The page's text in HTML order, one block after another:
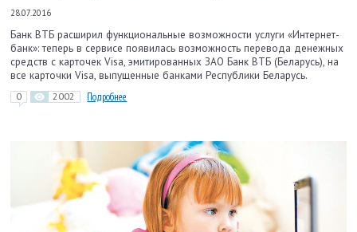
28.07.2016
Банк ВТБ расширил функциональные возможности услуги «Интернет-
банк»: теперь в сервисе появилась возможность перевода денежных
средств с карточек Visa, эмитированных ЗАО Банк ВТБ (Беларусь), на
все карточки Visa, выпущенные банками Республики Беларусь.
0 2002 Подробнее